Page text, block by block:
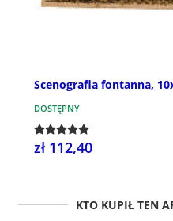
Scenografia fontanna,
DOSTĘPNY
zł 112,40
KTO KUPIŁ TEN